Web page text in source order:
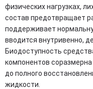
физических нагрузках,
состав предотвращает
поддерживает
вводится внутривенно,
Биодоступность
компонентов
до полного
жидкости.